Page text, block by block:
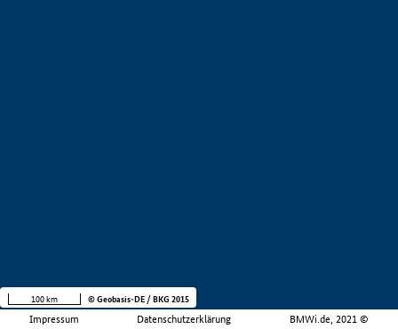
Impressum Datenschutzerklärung BMWi.de, 2021 ©
100 km © Geobasis-DE / BKG 2015